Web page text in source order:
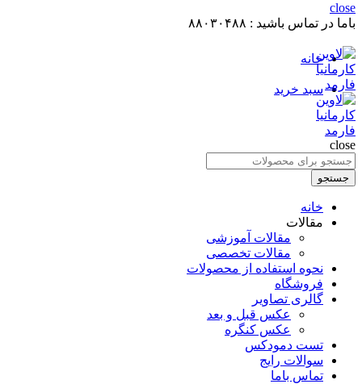
close
باما در تماس باشید : ۸۸۰۳۰۴۸۸
خانه
سبد خرید
close
جستجو
برای
:
جستجو
خانه
مقالات
مقالات آموزشی
مقالات تخصصی
نحوه استفاده از محصولات
فروشگاه
گالری تصاویر
عکس قبل و بعد
عکس کنگره
تست دمودکس
سوالات رایج
تماس باما